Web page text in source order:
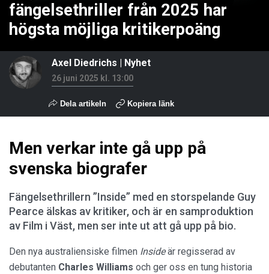
fängelsethriller från 2025 har
högsta möjliga kritikerpoäng
Axel Diedrichs Nyhet
26 juni 2025 kl. 13:00
Dela artikeln Kopiera länk
Men verkar inte gå upp på
svenska biografer
Fängelsethrillern ”Inside” med en storspelande Guy
Pearce älskas av kritiker, och är en samproduktion
av Film i Väst, men ser inte ut att gå upp på bio.
Den nya australiensiske filmen Insideär regisserad av
debutanten Charles Williams och ger oss en tung historia